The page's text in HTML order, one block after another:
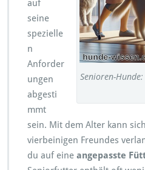
Senioren-
auf
seine
spezielle
n
Anforder
ungen
abgesti
mmt
sein. Mit dem Alter kann
vierbeinigen Freundes
du auf eine angepasste